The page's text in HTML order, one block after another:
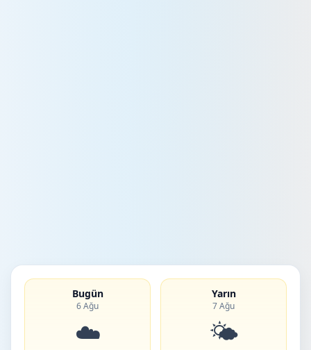
Bugün
6 Ağu
☁️
Yarın
7 Ağu
🌤️